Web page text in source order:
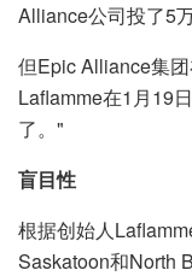
Alliance公司投了5
但Epic Alliance集
Laflamme在1月19
了。"
盲目性
根据创始人
Saskatoon和North